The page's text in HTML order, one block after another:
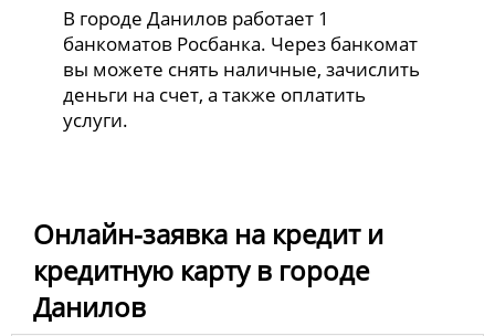
В городе Данилов работает 1
банкоматов Росбанка. Через банкомат
вы можете снять наличные, зачислить
деньги на счет, а также оплатить
услуги.
Онлайн-заявка на кредит и
кредитную карту в городе
Данилов